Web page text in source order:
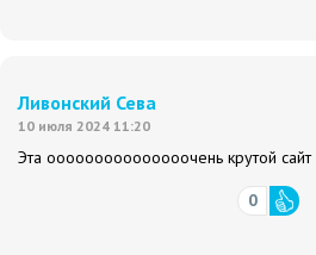
Ливонский Сева
10 июля 2024 11:20
Эта ооооооооооооооочень крутой сайт
0